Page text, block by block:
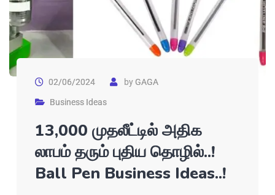
02/06/2024 byGAGA
Business Ideas
13,000 முதலீட்டில் அதிக
லாபம் தரும் புதிய தொழில்..!
Ball Pen Business Ideas..!